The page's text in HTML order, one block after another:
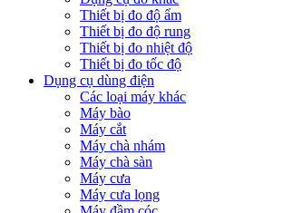
Thiết bị đo độ ẩm
Thiết bị đo độ rung
Thiết bị đo nhiệt độ
Thiết bị đo tốc độ
Dụng cụ dùng điện
Các loại máy khác
Máy bào
Máy cắt
Máy chà nhám
Máy chà sàn
Máy cưa
Máy cưa lọng